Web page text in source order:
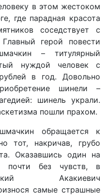
в этом жестоком
где парадная красота
соседствует с
герой повести
– титулярный
нуждой человек с
в год. Довольно
шинели –
шинель украли.
пошли прахом.
обращается к
тот, накричав, грубо
Оказавшись один на
без чувств, в
Акакиевич
самые страшные